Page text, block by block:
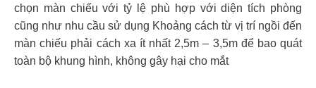
chọn màn chiếu với tỷ lệ phù hợp với diện tích phòng
cũng như nhu cầu sử dụng Khoảng cách từ vị trí ngồi đến
màn chiếu phải cách xa ít nhất 2,5m – 3,5m để bao quát
toàn bộ khung hình, không gây hại cho mắt